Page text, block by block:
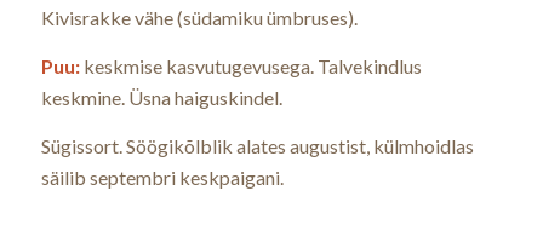
Kivisrakke vähe (südamiku ümbruses).
Puu:keskmise kasvutugevusega. Talvekindlus
keskmine. Üsna haiguskindel.
Sügissort. Söögikõlblik alates augustist, külmhoidlas
säilib septembri keskpaigani.